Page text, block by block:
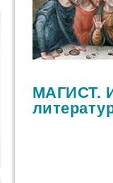
МАГИСТ.